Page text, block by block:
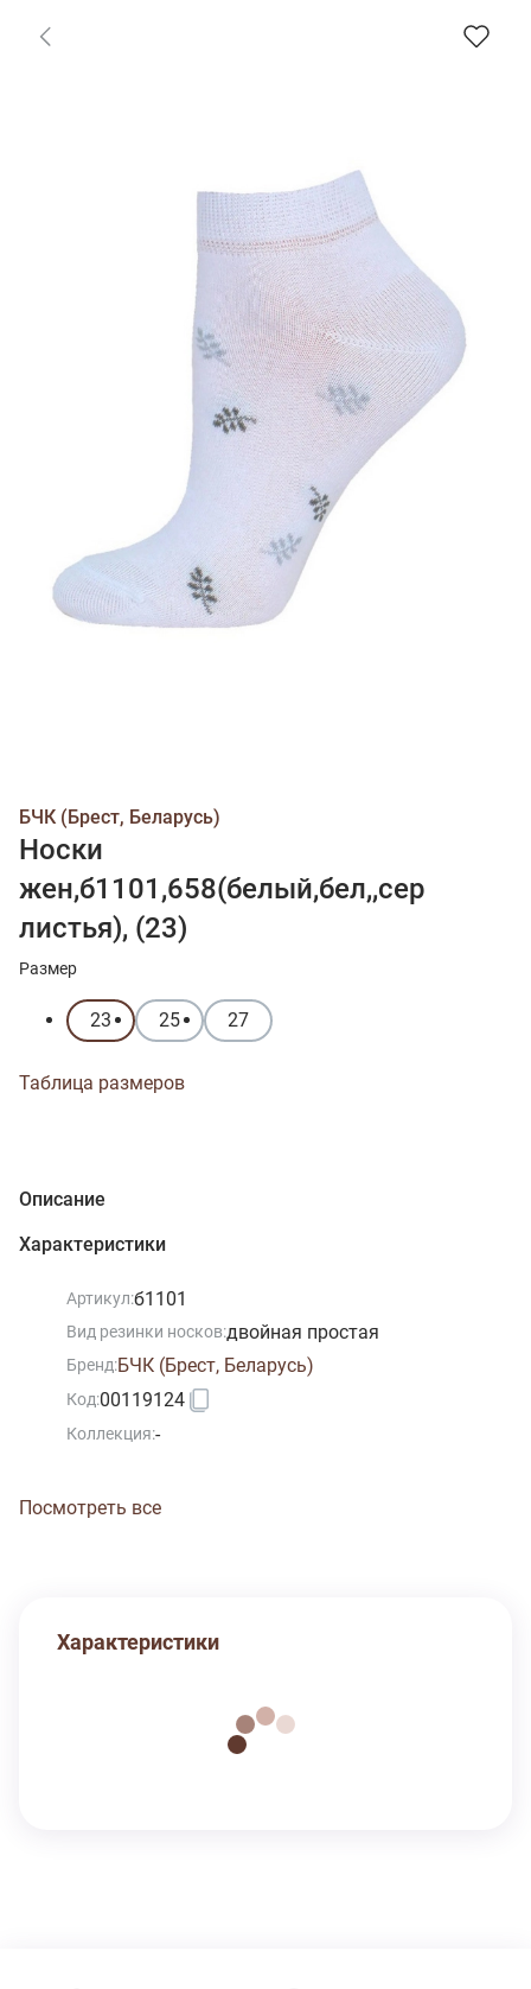
БЧК (Брест, Беларусь)
Носки
жен,б1101,658(белый,бел,,сер
листья), (23)
Размер
23 25 27
Таблица размеров
Описание
Характеристики
Артикул:б1101
Вид резинки носков:двойная простая
Бренд:БЧК (Брест, Беларусь)
Код:00119124
Коллекция:-
Посмотреть все
Характеристики